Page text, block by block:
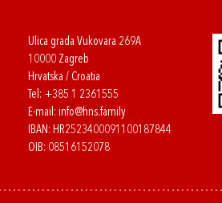
Ulica grada Vukovara 269A
10000 Zagreb
Hrvatska / Croatia
Tel: +385 1 2361555
E-mail: info@hns.family
IBAN: HR2523400091100187844
OIB: 08516152078